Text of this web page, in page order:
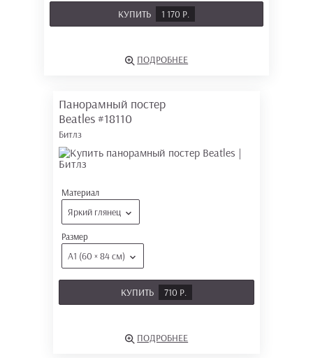
КУПИТЬ 1 170 Р.
ПОДРОБНЕЕ
Панорамный постер
Beatles #18110
Битлз
Материал
Яркий глянец
Размер
А1 (60 × 84 см)
КУПИТЬ 710 Р.
ПОДРОБНЕЕ